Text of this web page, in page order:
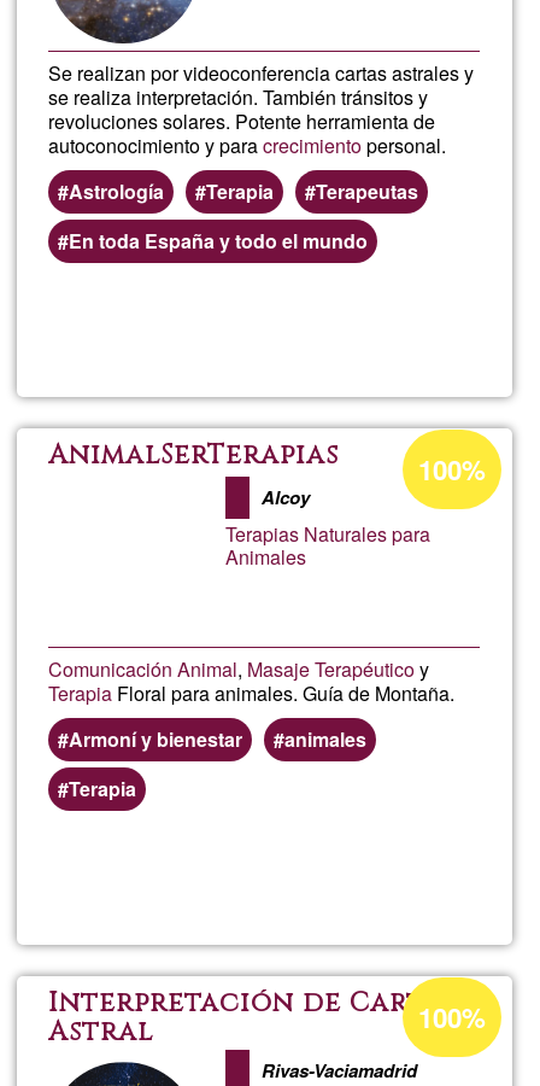
Se realizan por videoconferencia cartas astrales y
se realiza interpretación. También tránsitos y
revoluciones solares. Potente herramienta de
autoconocimiento y paracrecimientopersonal.
Astrología
Terapia
Terapeutas
En toda España y todo el mundo
AnimalSerTerapias
Alcoy
Terapias Naturales para
Animales
Comunicación Animal, Masaje Terapéuticoy
Terapia Floral para animales. Guía de Montaña.
Armoní y bienestar
animales
Terapia
Percentatge
d'acceptació
de
G1
100%
Interpretación de Carta
Astral
Rivas-Vaciamadrid
Percentatge
d'acceptació
de
100%